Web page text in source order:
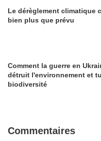
Le dérèglement climatique
bien plus que prévu
Comment la guerre en
détruit l'environnement et
biodiversité
Commentaires